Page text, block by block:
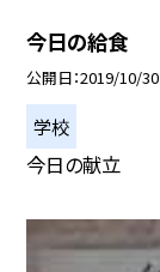
今日の給食
公開日 2019/10/30
学校
今日の献立